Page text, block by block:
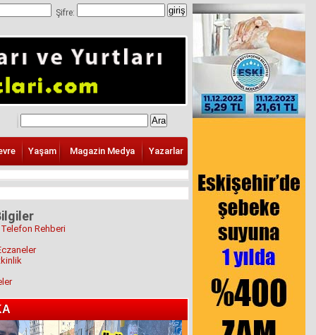
Şifre:
Yaşam Magazin Medya Yazarlar
Rehberi